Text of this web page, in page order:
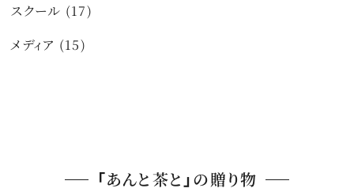
スクール (17)
メディア (15)
「あんと茶と」の贈り物